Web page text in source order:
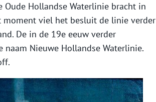
Hollandse Waterlinie bracht in
moment viel het besluit de linie verder
De in de 19e eeuw verder
Nieuwe Hollandse Waterlinie.